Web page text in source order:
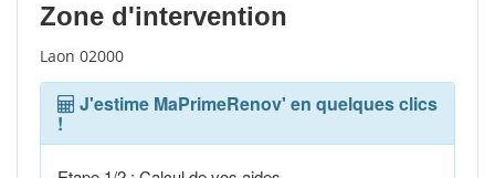
Zone d'intervention
Laon 02000